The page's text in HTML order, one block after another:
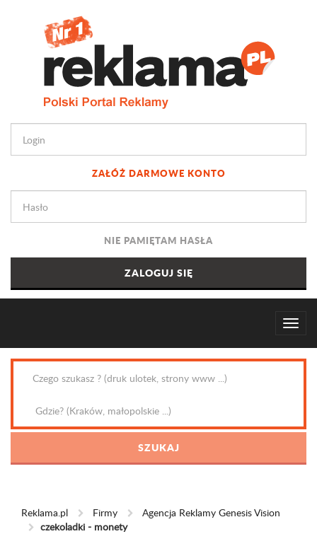
ZAŁÓŻ DARMOWE KONTO
NIE PAMIĘTAM HASŁA
Reklama.pl Firmy
Agencja Reklamy Genesis Vision
czekoladki - monety